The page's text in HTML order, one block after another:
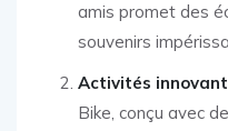
amis promet des
souvenirs
Activités
Bike, conçu avec